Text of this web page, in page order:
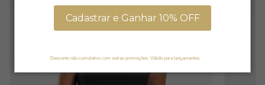
Cadastrar e Ganhar 10% OFF
Desconto não cumulativo com outras promoções. Válido para lançamentos.